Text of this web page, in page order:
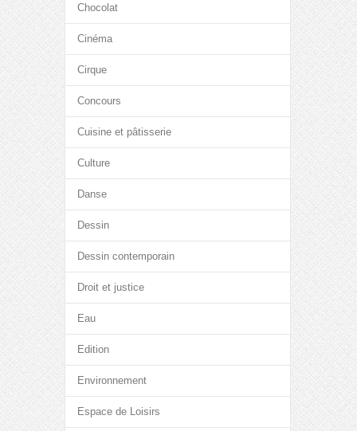
Chocolat
Cinéma
Cirque
Concours
Cuisine et pâtisserie
Culture
Danse
Dessin
Dessin contemporain
Droit et justice
Eau
Edition
Environnement
Espace de Loisirs